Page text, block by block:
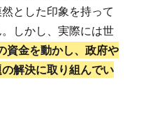
とした印象を持って
しかし、実際には世
資金を動かし、政府や
解決に取り組んでい
】を徹底分析！日本と海